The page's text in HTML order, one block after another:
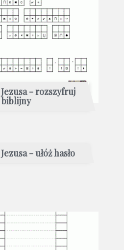
- rozszyfruj
- ułóż hasło